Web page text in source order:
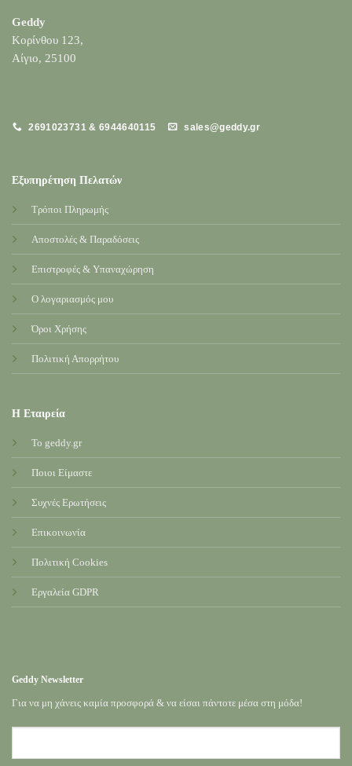
Geddy
Κορίνθου 123,
Αίγιο, 25100
2691023731 & 6944640115 sales@geddy.gr
Εξυπηρέτηση Πελατών
Τρόποι Πληρωμής
Αποστολές & Παραδόσεις
Επιστροφές & Υπαναχώρηση
Ο λογαριασμός μου
Όροι Χρήσης
Πολιτική Απορρήτου
Η Εταιρεία
Το geddy.gr
Ποιοι Είμαστε
Συχνές Ερωτήσεις
Επικοινωνία
Πολιτική Cookies
Εργαλεία GDPR
Geddy Newsletter
Για να μη χάνεις καμία προσφορά & να είσαι πάντοτε μέσα στη μόδα!